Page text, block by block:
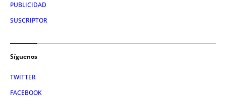
PUBLICIDAD
SUSCRIPTOR
Síguenos
TWITTER
FACEBOOK